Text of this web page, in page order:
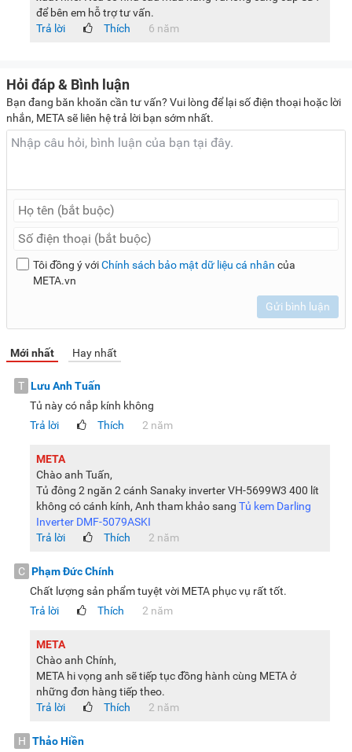
phía trước nên dễ dàng điều chỉnh nhiệt độ cho ngăn
Nhìn chung, tủ đông 2 ngăn 2 cánh Sanaky VH-5699W3 là
sự lựa chọn hoàn hảo cho gia đình hoặc các hộ kinh doanh
với quy mô nhỏ, các tiệm tạp hóa, cửa hàng tiện lợi,... Thiết
bằng đồng, sử dụng gas R600a thân thiện với môi trường,
công nghệ Inverter tiết kiệm điện hiệu quả cùng nhiều tiện
ích tiện lợi khác sẽ giúp bạn bảo quản thực phẩm tươi ngon
Lưu ý:Hình ảnh sản phẩm chỉ có tính chất minh họa, chi tiết
sản phẩm, màu sắc, thiết kế và thông số kỹ thuật có thể thay
đổi tùy theo sản phẩm thực tế mà không cần thông báo
trước.
để bên em hỗ trợ tư vấn.
Trả lời
Thích 6 năm
Hỏi đáp & Bình luận
Bạn đang băn khoăn cần tư vấn? Vui lòng để lại số điện thoại hoặc lời
nhắn, META sẽ liên hệ trả lời bạn sớm nhất.
Tôi đồng ý vớiChính sách bảo mật dữ liệu cá nhân của
META.vn
Gửi bình luận
Mới nhất Hay nhất
T Lưu Anh Tuấn
Tủ này có nắp kính không
Trả lời
Thích 2 năm
META
Chào anh Tuấn,
Tủ đông 2 ngăn 2 cánh Sanaky inverter VH-5699W3 400 lít
không có cánh kính, Anh tham khảo sang Tủ kem Darling
Inverter DMF-5079ASKI
Trả lời
Thích 2 năm
C Phạm Đức Chính
Chất lượng sản phẩm tuyệt vời META phục vụ rất tốt.
Trả lời
Thích 2 năm
META
Chào anh Chính,
META hi vọng anh sẽ tiếp tục đồng hành cùng META ở
những đơn hàng tiếp theo.
Trả lời
Thích 2 năm
H Thảo Hiền